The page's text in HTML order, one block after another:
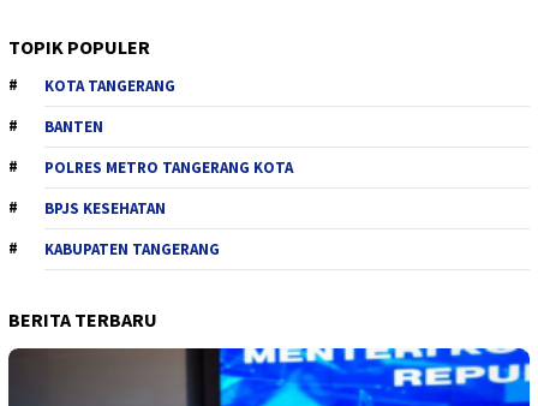
TOPIK POPULER
KOTA TANGERANG
BANTEN
POLRES METRO TANGERANG KOTA
BPJS KESEHATAN
KABUPATEN TANGERANG
BERITA TERBARU